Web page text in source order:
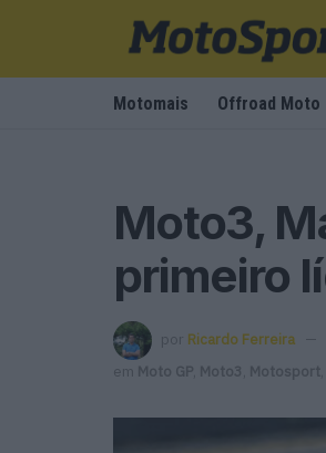
Motomais Offroad Moto
Moto3,
primeiro
por Ricardo Ferreira
em
Moto GP Moto3 Motosport